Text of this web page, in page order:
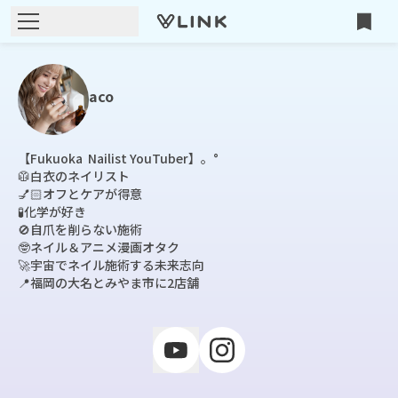
aco
【Fukuoka  Nailist YouTuber】。°
🥼白衣のネイリスト
💅🏻オフとケアが得意
🧪化学が好き
🚫自爪を削らない施術
🤓ネイル＆アニメ漫画オタク
🚀宇宙でネイル施術する未来志向
📍福岡の大名とみやま市に2店舗